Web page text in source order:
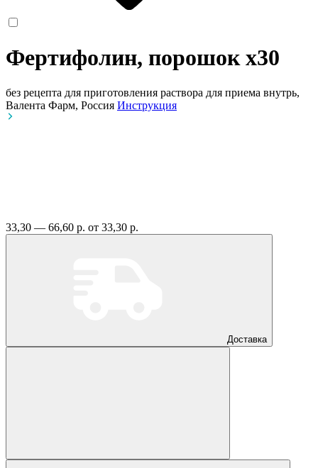
Фертифолин, порошокx30
без рецепта для приготовления раствора для приема внутрь,
Валента Фарм, Россия Инструкция
33,30 — 66,60 р. от 33,30 р.
Доставка